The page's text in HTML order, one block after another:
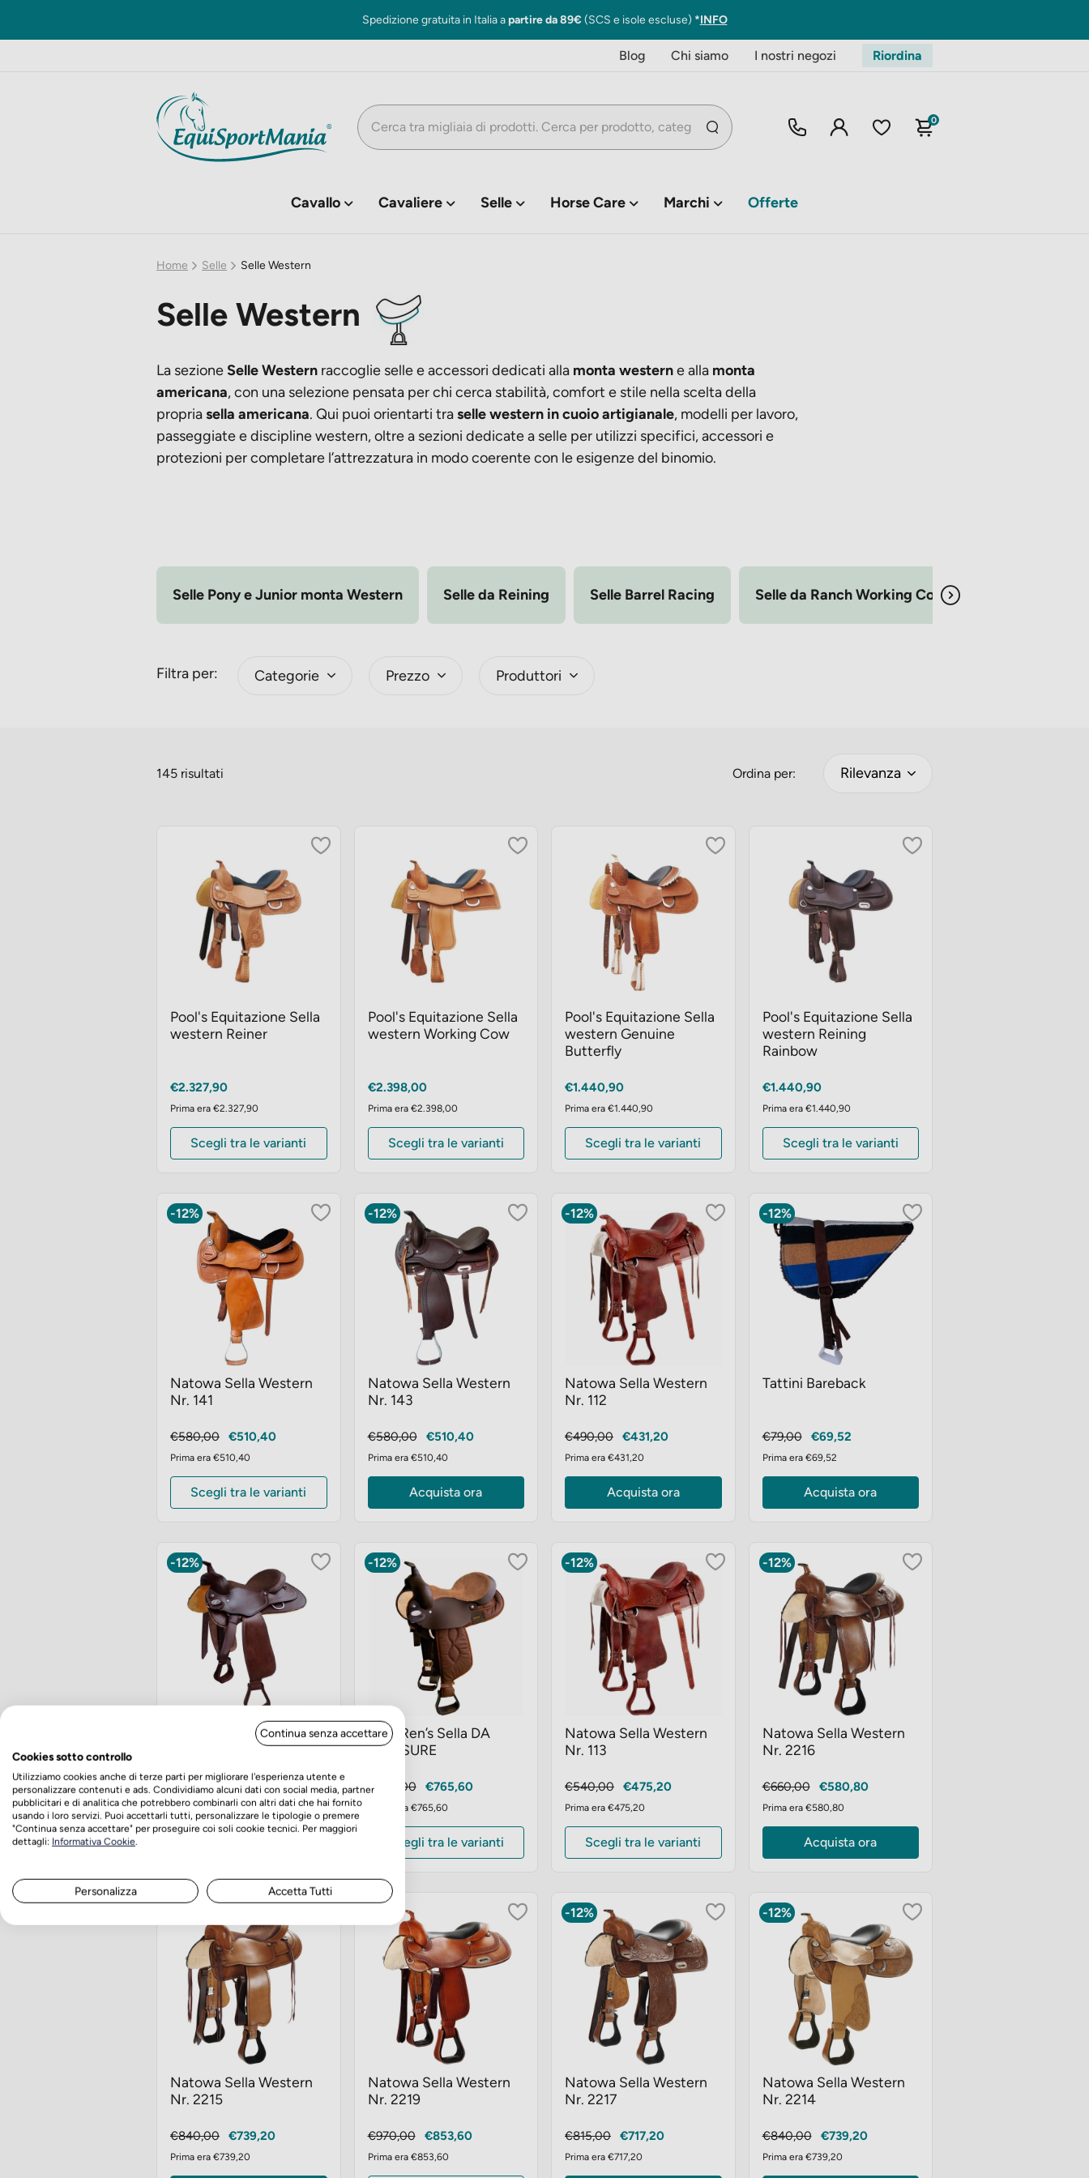
partire da 89€(SCS e isole escluse)*INFO
Blog Chi siamo I nostri negozi Riordina
0
Cavallo Cavaliere Selle Horse Care Marchi Offerte
Home Selle Selle Western
Selle Western
La sezioneSelle Western raccoglie selle e accessori dedicati alla monta westerne alla monta
americana, con una selezione pensata per chi cerca stabilità, comfort e stile nella scelta della
propriasella americana. Qui puoi orientarti traselle western in cuoio artigianale, modelli per lavoro,
passeggiate e discipline western, oltre a sezioni dedicate a selle per utilizzi specifici, accessori e
protezioni per completare l’attrezzatura in modo coerente con le esigenze del binomio.
Selle Pony e Junior monta Western Selle da Reining Selle Barrel Racing Selle da Ranch Working Cow e Wade
Filtra per: Categorie Prezzo Produttori
145 risultati Ordina per: Rilevanza
Pool's Equitazione Sella
western Reiner
Prezzo
€2.327,90
Prima era €2.327,90
Scegli tra le varianti
Pool's Equitazione Sella
western Working Cow
Prezzo
€2.398,00
Prima era €2.398,00
Scegli tra le varianti
Pool's Equitazione Sella
western Genuine
Butterfly
Prezzo
€1.440,90
Prima era €1.440,90
Scegli tra le varianti
Pool's Equitazione Sella
western Reining
Rainbow
Prezzo
€1.440,90
Prima era €1.440,90
Scegli tra le varianti
-12%
Natowa Sella Western
Nr. 141
Prezzo
€580,00 Prezzo
€510,40
Prima era €510,40
Scegli tra le varianti
-12%
Natowa Sella Western
Nr. 143
Prezzo
€580,00 Prezzo
€510,40
Prima era €510,40
Acquista ora
-12%
Natowa Sella Western
Nr. 112
Prezzo
€490,00 Prezzo
€431,20
Prima era €431,20
Acquista ora
-12%
Tattini Bareback
Prezzo
€79,00 Prezzo
€69,52
Prima era €69,52
Acquista ora
-12%
Brad Ren’s Sella Close
Prezzo
base
€1.350,00 Prezzo
€1.188,00
Prima era €1.188,00
-12%
Brad Ren’s Sella DA
PLEASURE
€870,00 Prezzo
€765,60
Prima era €765,60
Scegli tra le varianti
-12%
Natowa Sella Western
Nr. 113
Prezzo
€540,00 Prezzo
€475,20
Prima era €475,20
Scegli tra le varianti
-12%
Natowa Sella Western
Nr. 2216
Prezzo
€660,00 Prezzo
€580,80
Prima era €580,80
Acquista ora
Natowa Sella Western
Nr. 2215
Prezzo
€840,00 Prezzo
€739,20
Prima era €739,20
Natowa Sella Western
Nr. 2219
Prezzo
€970,00 Prezzo
€853,60
Prima era €853,60
-12%
Natowa Sella Western
Nr. 2217
Prezzo
€815,00 Prezzo
€717,20
Prima era €717,20
-12%
Natowa Sella Western
Nr. 2214
Prezzo
€840,00 Prezzo
€739,20
Prima era €739,20
Continua senza accettare
Cookies sotto controllo
Utilizziamo cookies anche di terze parti per migliorare l'esperienza utente e
personalizzare contenuti e ads. Condividiamo alcuni dati con social media, partner
pubblicitari e di analitica che potrebbero combinarli con altri dati che hai fornito
usando i loro servizi. Puoi accettarli tutti, personalizzare le tipologie o premere
"Continua senza accettare" per proseguire coi soli cookie tecnici. Per maggiori
dettagli: Informativa Cookie.
Personalizza Accetta Tutti